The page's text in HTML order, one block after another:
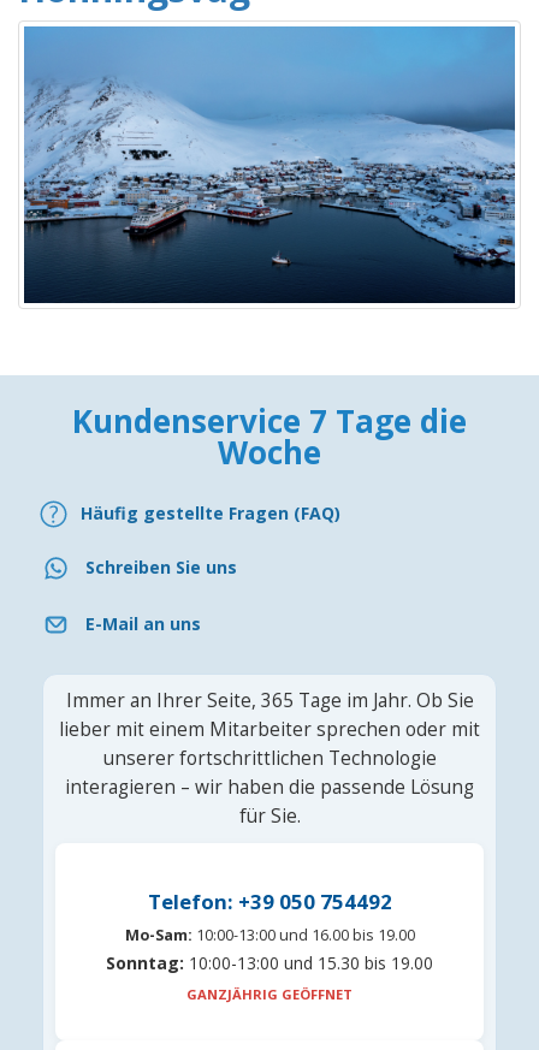
Kundenservice 7 Tage die
Woche
Häufig gestellte Fragen (FAQ)
Schreiben Sie uns
E-Mail an uns
Immer an Ihrer Seite, 365 Tage im Jahr. Ob Sie
lieber mit einem Mitarbeiter sprechen oder mit
unserer fortschrittlichen Technologie
interagieren – wir haben die passende Lösung
für Sie.
Telefon: +39 050 754492
Mo-Sam: 10:00-13:00 und 16.00 bis 19.00
Sonntag: 10:00-13:00 und 15.30 bis 19.00
GANZJÄHRIG GEÖFFNET